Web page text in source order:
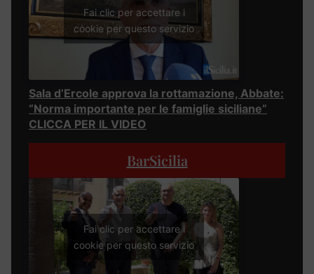
Fai clic per accettare i
cookie per questo servizio
Sala d’Ercole approva la rottamazione, Abbate:
“Norma importante per le famiglie siciliane”
CLICCA PER IL VIDEO
BarSicilia
Fai clic per accettare i
cookie per questo servizio